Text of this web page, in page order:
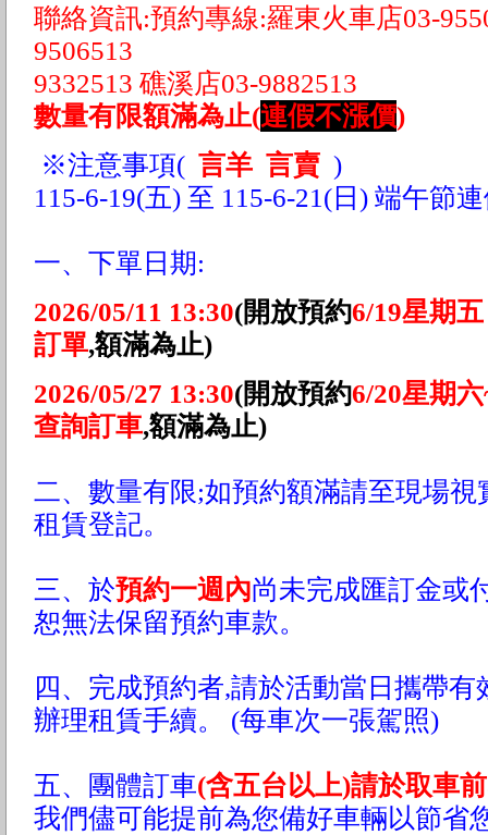
聯絡資訊:預約專線:羅東火車店03-
9506513 宜
9332513 礁溪店03-9882513
數量有限額滿為止(連假不漲價)
※注意事項( 言羊 言賣 )
115-6-19(五) 至 115-6-21(日) 端午節
一、下單日期:
2026/05/11 13:30(開放預約6/19星期
訂單,額滿為止)
2026/05/27 13:30(開放預約6/20星期六
查詢訂車,額滿為止)
二、數量有限;如預約額滿請至現場
租賃登記。
三、於預約一週內尚未完成匯訂金或
恕無法保留預約車款。
四、完成預約者,請於活動當日攜帶
辦理租賃手續。 (每車次一張駕照)
五、團體訂車(含五台以上)請於取車
我們儘可能提前為您備好車輛以節省